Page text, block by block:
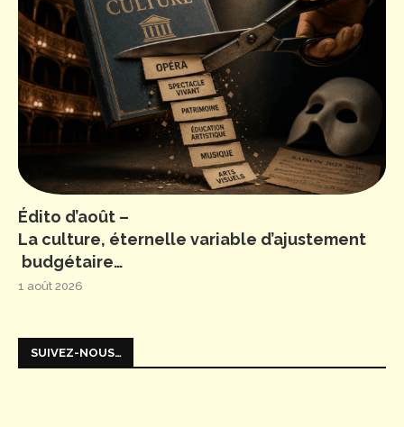
Édito d’août –
La culture, éternelle variable d’ajustement
budgétaire…
1 août 2026
SUIVEZ-NOUS…